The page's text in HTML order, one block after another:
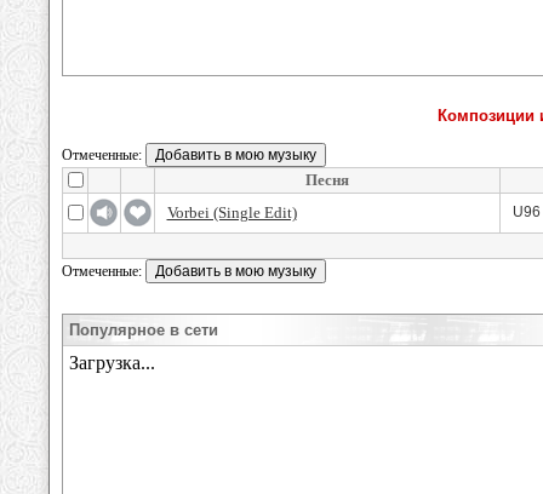
Композиции
Отмеченные:
Песня
Vorbei (Single Edit)
Отмеченные:
Популярное в сети